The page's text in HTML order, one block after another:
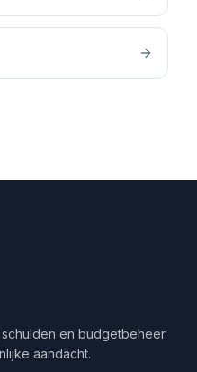
en budgetbeheer.
aandacht.